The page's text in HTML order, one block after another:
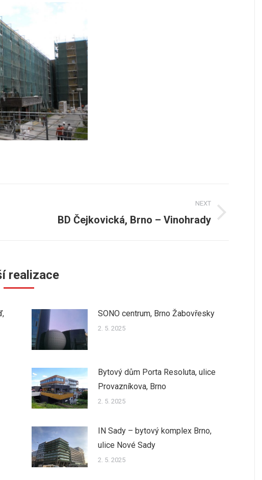
NEXT
BD Čejkovická, Brno – Vinohrady
realizace
SONO centrum, Brno Žabovřesky
2. 5. 2025
Bytový dům Porta Resoluta, ulice
Provazníkova, Brno
2. 5. 2025
IN Sady – bytový komplex Brno,
ulice Nové Sady
2. 5. 2025